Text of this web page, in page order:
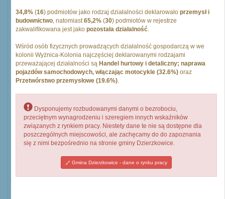
34,8% (16) podmiotów jako rodzaj działalności deklarowało przemysł i
budownictwo, natomiast65,2% (30) podmiotów w rejestrze
zakwalifikowana jest jako pozostała działalność.
Wśród osób fizycznych prowadzących działalność gospodarczą w we
kolonii Wyżnica-Kolonia najczęściej deklarowanymi rodzajami
przeważającej działalności są Handel hurtowy i detaliczny; naprawa
pojazdów samochodowych, włączając motocykle (32.6%) oraz
Przetwórstwo przemysłowe (19.6%).
Dysponujemy rozbudowanymi danymi o bezrobociu,
przeciętnym wynagrodzeniu i szeregiem innych wskaźników
związanych z rynkiem pracy. Niestety dane te nie są dostępne dla
poszczególnych miejscowości, ale zachęcamy do do zapoznania
się z nimi bezpośrednio na stronie gminy Dzierzkowice.
Gmina Dzierzkowice - dane o rynku pracy